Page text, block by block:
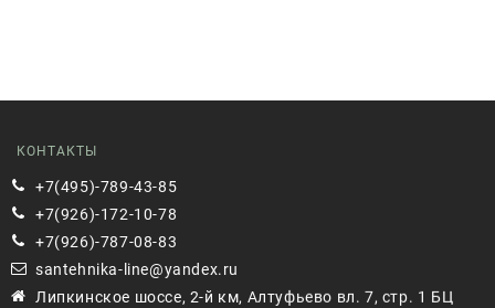
КОНТАКТЫ
+7(495)-789-43-85
+7(926)-172-10-78
+7(926)-787-08-83
santehnika-line@yandex.ru
Липкинское шоссе, 2-й км, Алтуфьево вл. 7, стр. 1 БЦ